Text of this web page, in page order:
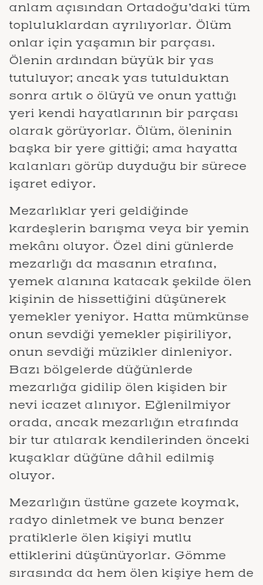
anlam açısından Ortadoğu’daki tüm
topluluklardan ayrılıyorlar. Ölüm
onlar için yaşamın bir parçası.
Ölenin ardından büyük bir yas
tutuluyor; ancak yas tutulduktan
sonra artık o ölüyü ve onun yattığı
yeri kendi hayatlarının bir parçası
olarak görüyorlar. Ölüm, öleninin
başka bir yere gittiği; ama hayatta
kalanları görüp duyduğu bir sürece
işaret ediyor.
Mezarlıklar yeri geldiğinde
kardeşlerin barışma veya bir yemin
mekânı oluyor. Özel dini günlerde
mezarlığı da masanın etrafına,
yemek alanına katacak şekilde ölen
kişinin de hissettiğini düşünerek
yemekler yeniyor. Hatta mümkünse
onun sevdiği yemekler pişiriliyor,
onun sevdiği müzikler dinleniyor.
Bazı bölgelerde düğünlerde
mezarlığa gidilip ölen kişiden bir
nevi icazet alınıyor. Eğlenilmiyor
orada, ancak mezarlığın etrafında
bir tur atılarak kendilerinden önceki
kuşaklar düğüne dâhil edilmiş
oluyor.
Mezarlığın üstüne gazete koymak,
radyo dinletmek ve buna benzer
pratiklerle ölen kişiyi mutlu
ettiklerini düşünüyorlar. Gömme
sırasında da hem ölen kişiye hem de